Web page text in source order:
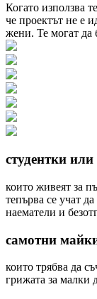
Когато използва
че проектът не е
жени. Те могат да
студентки
които живеят за
тепърва се учат
наематели и
самотни
които трябва да
грижата за малки